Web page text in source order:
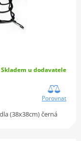
Skladem u dodavatele
Porovnat
(38x38cm) černá